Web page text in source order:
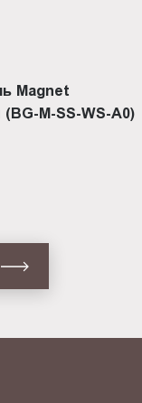
Magnet
M-SS-WS-A0)